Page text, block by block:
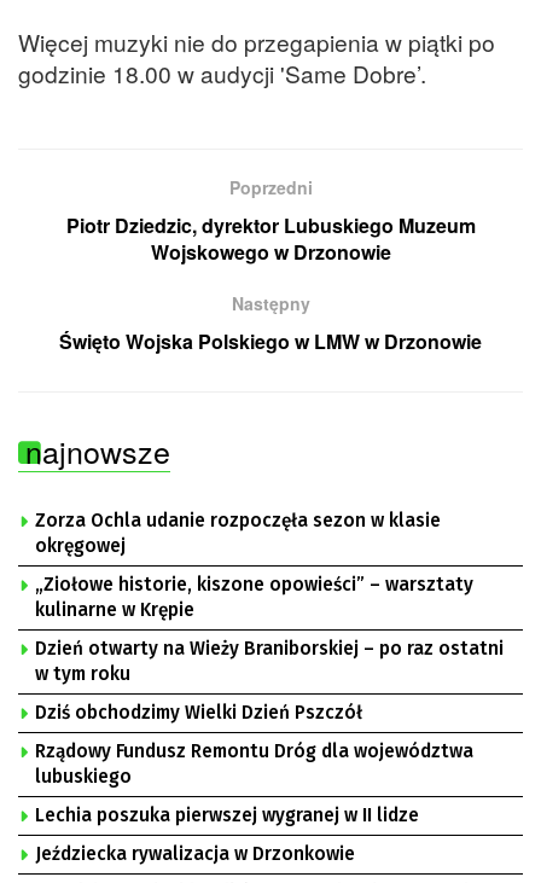
Więcej muzyki nie do przegapienia w piątki po
godzinie 18.00 w audycji 'Same Dobre’.
Poprzedni
Piotr Dziedzic, dyrektor Lubuskiego Muzeum
Wojskowego w Drzonowie
Następny
Święto Wojska Polskiego w LMW w Drzonowie
najnowsze
Zorza Ochla udanie rozpoczęła sezon w klasie
okręgowej
„Ziołowe historie, kiszone opowieści” – warsztaty
kulinarne w Krępie
Dzień otwarty na Wieży Braniborskiej – po raz ostatni
w tym roku
Dziś obchodzimy Wielki Dzień Pszczół
Rządowy Fundusz Remontu Dróg dla województwa
lubuskiego
Lechia poszuka pierwszej wygranej w II lidze
Jeździecka rywalizacja w Drzonkowie